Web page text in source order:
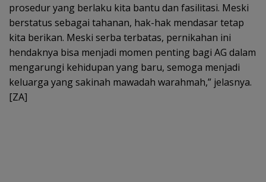
prosedur yang berlaku kita bantu dan fasilitasi. Meski
berstatus sebagai tahanan, hak-hak mendasar tetap
kita berikan. Meski serba terbatas, pernikahan ini
hendaknya bisa menjadi momen penting bagi AG dalam
mengarungi kehidupan yang baru, semoga menjadi
keluarga yang sakinah mawadah warahmah,” jelasnya.
[ZA]